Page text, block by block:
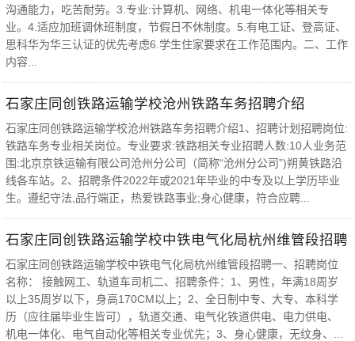
沟通能力，吃苦耐劳。3.专业:计算机、网络、机电一体化等相关专
业。4.适应加班调休班制度，节假日不休制度。5.有电工证、登高证、
思科华为华三认证的优先考虑6.学生住家要求在工作范围内。二、工作
内容...
石家庄同创铁路运输学校沧州铁路车务招聘介绍
石家庄同创铁路运输学校沧州铁路车务招聘介绍1、招聘计划招聘岗位:
铁路车务专业相关岗位。专业要求:铁路相关专业招聘人数:10人业务范
围:北京京铁运输有限公司沧州分公司（简称“沧州分公司”)朔黄铁路沿
线各车站。2、招聘条件2022年或2021年毕业的中专及以上学历毕业
生。遵纪守法,品行端正，热爱铁路事业;身心健康，符合应聘...
​石家庄同创铁路运输学校中铁电气化局杭州维管段招聘
石家庄同创铁路运输学校中铁电气化局杭州维管段招聘一、招聘岗位
名称： 接触网工、轨道车司机二、招聘条件：1、男性，年满18周岁
以上35周岁以下，身高170CM以上；2、全日制中专、大专、本科学
历（应往届毕业生皆可），轨道交通、电气化铁道供电、电力供电、
机电一体化、电气自动化等相关专业优先；3、身心健康，无纹身、...